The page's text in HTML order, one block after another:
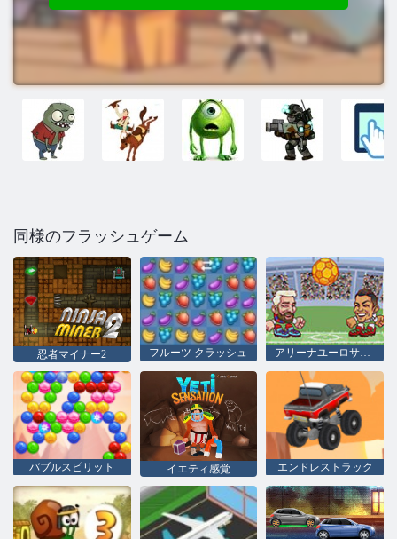
同様のフラッシュゲーム
忍者マイナー2 フルーツ クラッシュ アリーナユーロサッカーヘッズ
バブルスピリット イエティ感覚 エンドレストラック